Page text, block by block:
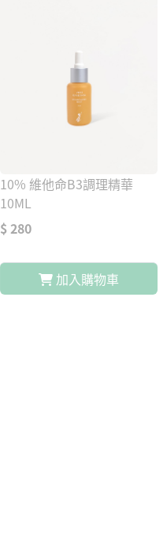
10% 維他命B3調理精華
10ML
$ 280
加入購物車